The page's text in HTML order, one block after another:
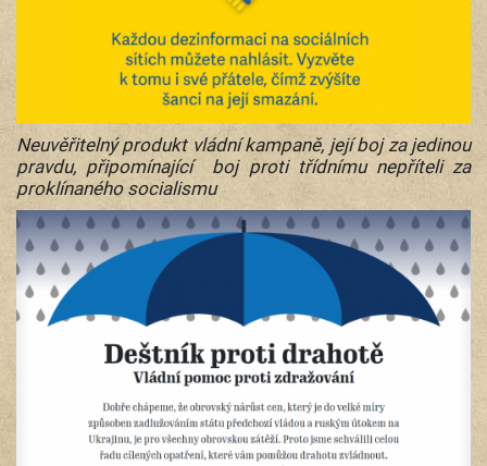
Neuvěřitelný produkt vládní kampaně, její boj za jedinou
pravdu, připomínající boj proti třídnímu nepříteli za
proklínaného socialismu